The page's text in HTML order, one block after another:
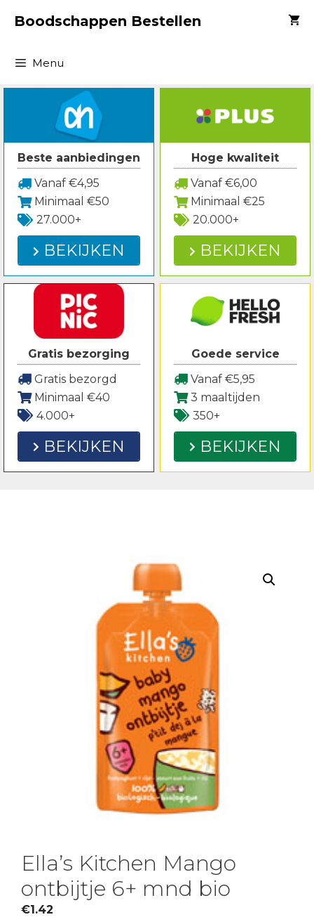
naarBoodschappen Bestellen
Menu
Beste aanbiedingen
Vanaf €4,95
Minimaal €50
27.000+
BEKIJKEN
Hoge kwaliteit
Vanaf €6,00
Minimaal €25
20.000+
BEKIJKEN
Gratis bezorging
Gratis bezorgd
Minimaal €40
4.000+
BEKIJKEN
Goede service
Vanaf €5,95
3 maaltijden
350+
BEKIJKEN
Ella’s Kitchen Mango
ontbijtje 6+ mnd bio
€1.42